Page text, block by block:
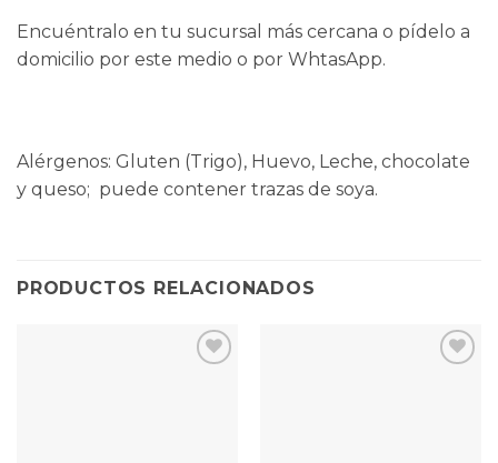
Encuéntralo en tu sucursal más cercana o pídelo a
domicilio por este medio o por WhtasApp.
Alérgenos: Gluten (Trigo), Huevo, Leche, chocolate
y queso; puede contener trazas de soya.
PRODUCTOS RELACIONADOS